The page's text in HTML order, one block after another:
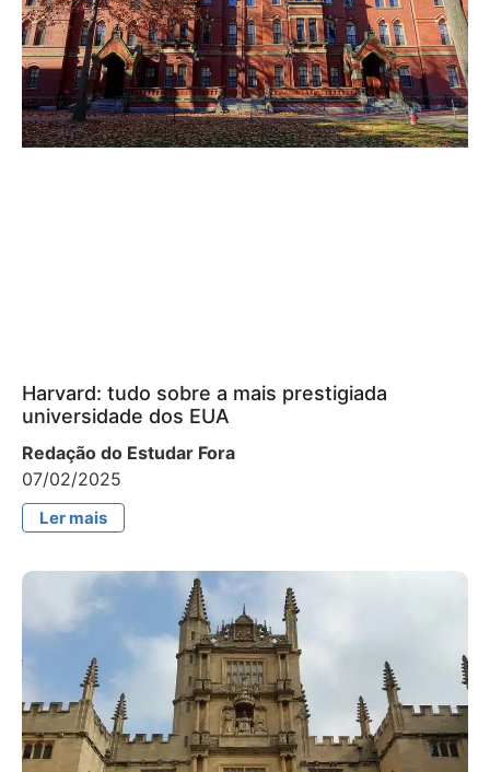
Harvard: tudo sobre a mais prestigiada
universidade dos EUA
Redação do Estudar Fora
07/02/2025
Ler mais